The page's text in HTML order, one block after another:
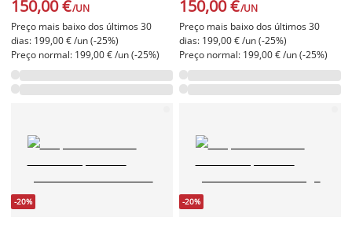
150,00 €/UN
Preço mais baixo dos últimos 30
dias: 199,00 € /un (-25%)
Preço normal: 199,00 € /un (-25%)
150,00 €/UN
Preço mais baixo dos últimos 30
dias: 199,00 € /un (-25%)
Preço normal: 199,00 € /un (-25%)
-20% -20%